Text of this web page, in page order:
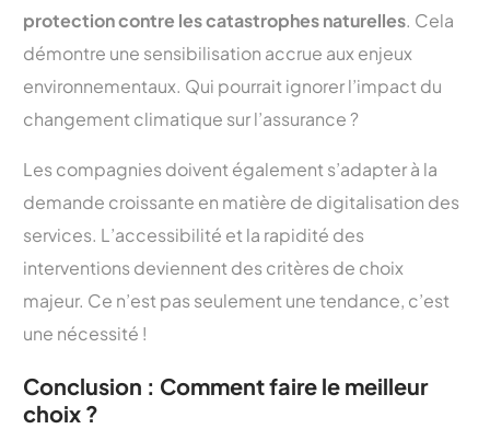
protection contre les catastrophes naturelles. Cela
démontre une sensibilisation accrue aux enjeux
environnementaux. Qui pourrait ignorer l’impact du
changement climatique sur l’assurance ?
Les compagnies doivent également s’adapter à la
demande croissante en matière de digitalisation des
services. L’accessibilité et la rapidité des
interventions deviennent des critères de choix
majeur. Ce n’est pas seulement une tendance, c’est
une nécessité !
Conclusion : Comment faire le meilleur
choix ?